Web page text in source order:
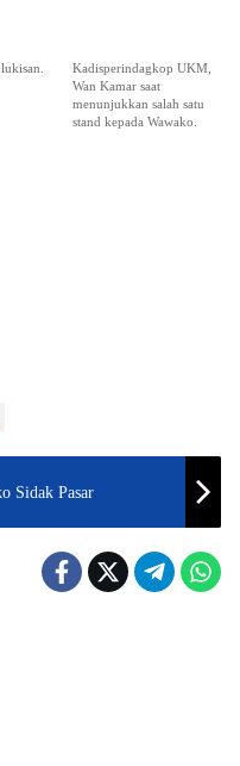
Kadisperindagkop UKM,
Wan Kamar saat
menunjukkan salah satu
stand kepada Wawako.
Sidak Pasar